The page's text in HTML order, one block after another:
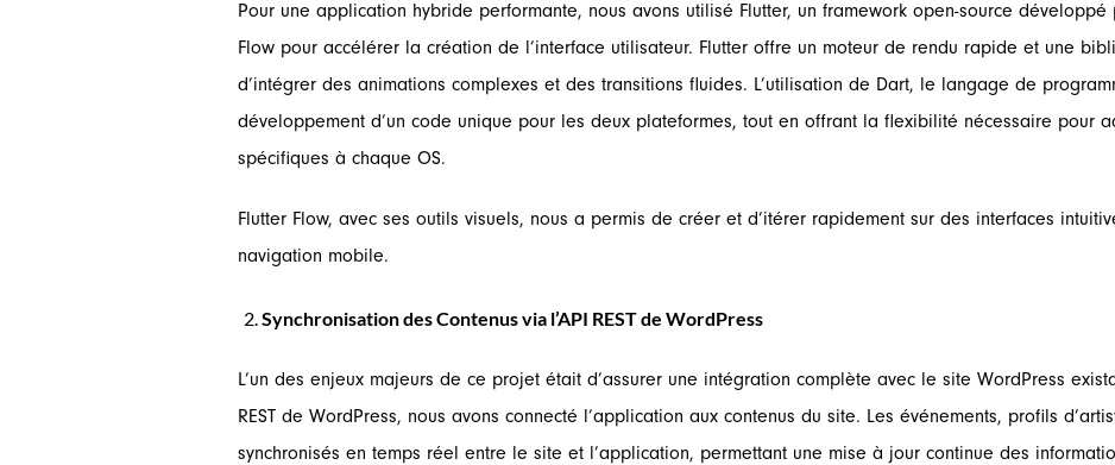
Pour une application hybride performante, nous avons utilisé Flutter, un framework open-source
Flow pour accélérer la création de l’interface utilisateur. Flutter offre un moteur de rendu rapide et une
d’intégrer des animations complexes et des transitions fluides. L’utilisation de Dart, le langage de
développement d’un code unique pour les deux plateformes, tout en offrant la flexibilité nécessaire pour
spécifiques à chaque OS.
Flutter Flow, avec ses outils visuels, nous a permis de créer et d’itérer rapidement sur des interfaces
navigation mobile.
Synchronisation des Contenus via l’API REST de WordPress
L’un des enjeux majeurs de ce projet était d’assurer une intégration complète avec le site WordPress
REST de WordPress, nous avons connecté l’application aux contenus du site. Les événements, profils
synchronisés en temps réel entre le site et l’application, permettant une mise à jour continue des